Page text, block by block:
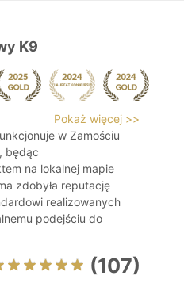
K9
Pokaż więcej >>
w Zamościu
będąc
na lokalnej mapie
zdobyła reputację
realizowanych
podejściu do
(107)